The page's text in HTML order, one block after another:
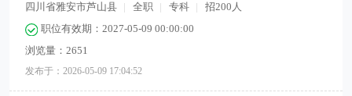
四川省雅安市芦山县 | 全职 | 专科 |
招200人
职位有效期：2027-05-09 00:00:00
浏览量：2651
发布于：2026-05-09 17:04:52